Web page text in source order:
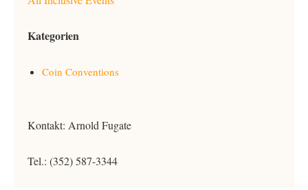
Kategorien
Coin Conventions
Kontakt: Arnold Fugate
Tel.: (352) 587-3344